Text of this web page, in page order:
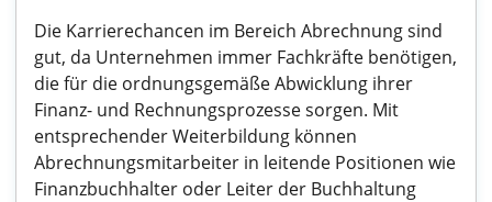
Die Karrierechancen im Bereich Abrechnung sind
gut, da Unternehmen immer Fachkräfte benötigen,
die für die ordnungsgemäße Abwicklung ihrer
Finanz- und Rechnungsprozesse sorgen. Mit
entsprechender Weiterbildung können
Abrechnungsmitarbeiter in leitende Positionen wie
Finanzbuchhalter oder Leiter der Buchhaltung